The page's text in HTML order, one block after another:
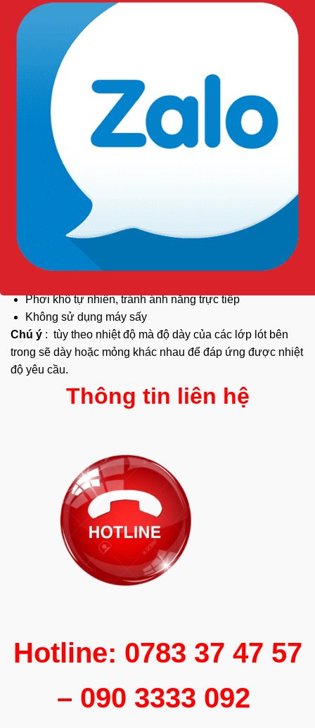
Bảo vệ sức khỏe
người lao động khỏi các bệnh liên
quan đến nhiệt độ thấp.
Tăng hiệu suất làm việc nhờ duy trì nhiệt độ cơ thể ổn
Kéo dài thời gian làm việc an toàn trong môi trường
Tiết kiệm chi phí dài hạn nhờ độ bền cao.
Hướng dẫn giặt và làm sạch:
Giặt ở nhiệt độ không quá 30°C
Phơi khô tự nhiên, tránh ánh nắng trực tiếp
Không sử dụng máy sấy
Chú ý : tùy theo nhiệt độ mà độ dày của các lớp lót bên
trong sẽ dày hoặc mỏng khác nhau để đáp ứng được nhiệt
độ yêu cầu.
Thông tin liên hệ
Hotline: 0783 37 47 57
– 090 3333 092